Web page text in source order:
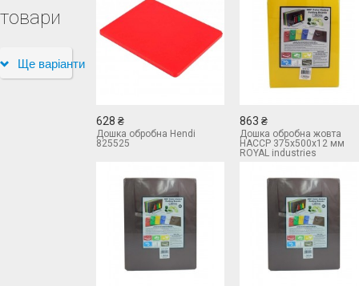
товари
Ще варіанти
628 ₴
Дошка обробна Hendi
825525
863 ₴
Дошка обробна жовта
HACCP 375х500х12 мм
ROYAL industries